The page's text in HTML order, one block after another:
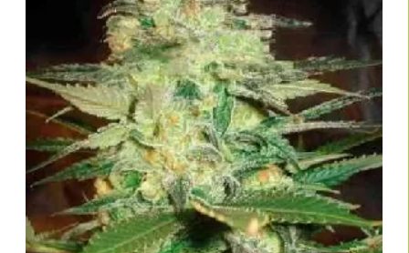
Fazit – Beste feminisierte Samen
für maximale Erträge
Feminisierte Cannabissamenstehen für Qualität, Stabilität und
maximale Erträge. Sie sind die perfekte Wahl für alle, die verlässlich
ernten möchten – egal ob Indoor, Outdoor oder im Gewächshaus und
unabhängig davon, ob du in Deutschland, Österreich oder der Schweiz
growst.
Jetzt feminisierte Hanfsamen kaufenund von Premium-Genetik,